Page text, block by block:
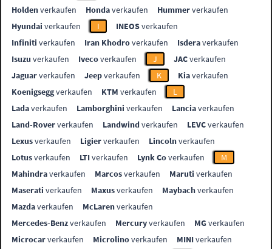
Holdenverkaufen Hondaverkaufen Hummerverkaufen
Hyundai verkaufen I INEOSverkaufen
Infiniti verkaufen Iran Khodroverkaufen Isderaverkaufen
Isuzu verkaufen Ivecoverkaufen J JACverkaufen
Jaguarverkaufen Jeepverkaufen K Kiaverkaufen
Koenigseggverkaufen KTM verkaufen
L
Ladaverkaufen Lamborghini verkaufen Lanciaverkaufen
Land-Roververkaufen Landwindverkaufen LEVCverkaufen
Lexusverkaufen Ligierverkaufen Lincolnverkaufen
Lotusverkaufen LTIverkaufen Lynk Coverkaufen
M
Mahindraverkaufen Marcosverkaufen Maruti verkaufen
Maserati verkaufen Maxusverkaufen Maybachverkaufen
Mazdaverkaufen McLarenverkaufen
Mercedes-Benzverkaufen Mercuryverkaufen MGverkaufen
Microcarverkaufen Microlinoverkaufen MINIverkaufen